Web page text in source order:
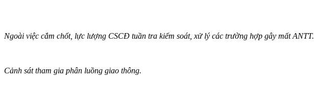
Ngoài việc cắm chốt, lực lượng CSCĐ tuần tra kiểm soát, xử lý các trường hợp gây mất ANTT.
Cảnh sát tham gia phân luồng giao thông.